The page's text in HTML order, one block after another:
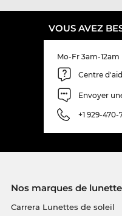
VOUS AVEZ
Mo-Fr 3am-12am
Centre
Envoyer
+1 929-470-
Nos marques de
Carrera Lunettes de soleil